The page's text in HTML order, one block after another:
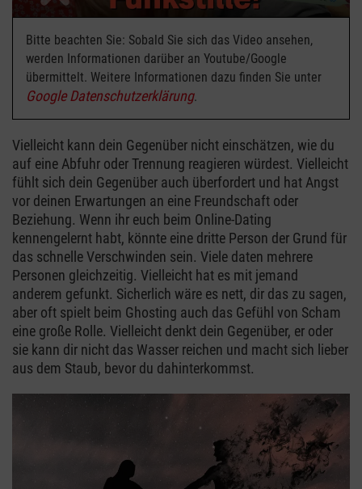
Bitte beachten Sie: Sobald Sie sich das Video ansehen,
werden Informationen darüber an Youtube/Google
übermittelt. Weitere Informationen dazu finden Sie unter
Google Datenschutzerklärung.
Vielleicht kann dein Gegenüber nicht einschätzen, wie du
auf eine Abfuhr oder Trennung reagieren würdest. Vielleicht
fühlt sich dein Gegenüber auch überfordert und hat Angst
vor deinen Erwartungen an eine Freundschaft oder
Beziehung. Wenn ihr euch beim Online-Dating
kennengelernt habt, könnte eine dritte Person der Grund für
das schnelle Verschwinden sein. Viele daten mehrere
Personen gleichzeitig. Vielleicht hat es mit jemand
anderem gefunkt. Sicherlich wäre es nett, dir das zu sagen,
aber oft spielt beim Ghosting auch das Gefühl von Scham
eine große Rolle. Vielleicht denkt dein Gegenüber, er oder
sie kann dir nicht das Wasser reichen und macht sich lieber
aus dem Staub, bevor du dahinterkommst.